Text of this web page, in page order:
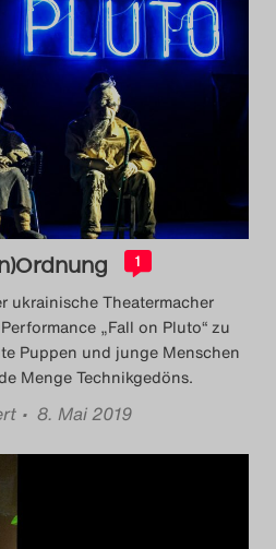
1
ukrainische Theatermacher
„Fall on Pluto“ zu
Puppen und junge Menschen
Menge Technikgedöns.
• 8. Mai 2019